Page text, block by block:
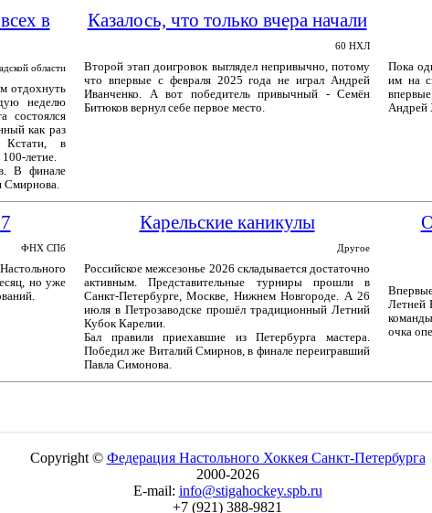
в
области
отдохнуть
неделю
состоялся
как раз
Кстати, в
летие.
В финале
Смирнова.
Казалось, что только вчера начали
60 НХЛ
Второй этап доигровок выглядел непривычно, потому
что впервые с февраля 2025 года не играл Андрей
Иванченко. А вот победитель привычный - Семён
Битюков вернул себе первое место.
Пока
им на
Андрей
ФНХ СПб
но уже
Карельские каникулы
Другое
Российское межсезонье 2026 складывается достаточно
активным. Представительные турниры прошли в
Санкт-Петербурге, Москве, Нижнем Новгороде. А 26
июля в Петрозаводске прошёл традиционный Летний
Кубок Карелии.
Бал правили приехавшие из Петербурга мастера.
Победил же Виталий Смирнов, в финале переигравший
Павла Симонова.
Летней
очка
Copyright © Федерация Настольного Хоккея Санкт-Петербурга
2000-2026
E-mail: info@stigahockey.spb.ru
+7 (921) 388-9821